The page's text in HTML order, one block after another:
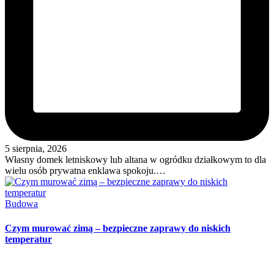
5 sierpnia, 2026
Własny domek letniskowy lub altana w ogródku działkowym to dla
wielu osób prywatna enklawa spokoju.…
Posted
Budowa
Czym murować zimą – bezpieczne zaprawy do niskich
temperatur